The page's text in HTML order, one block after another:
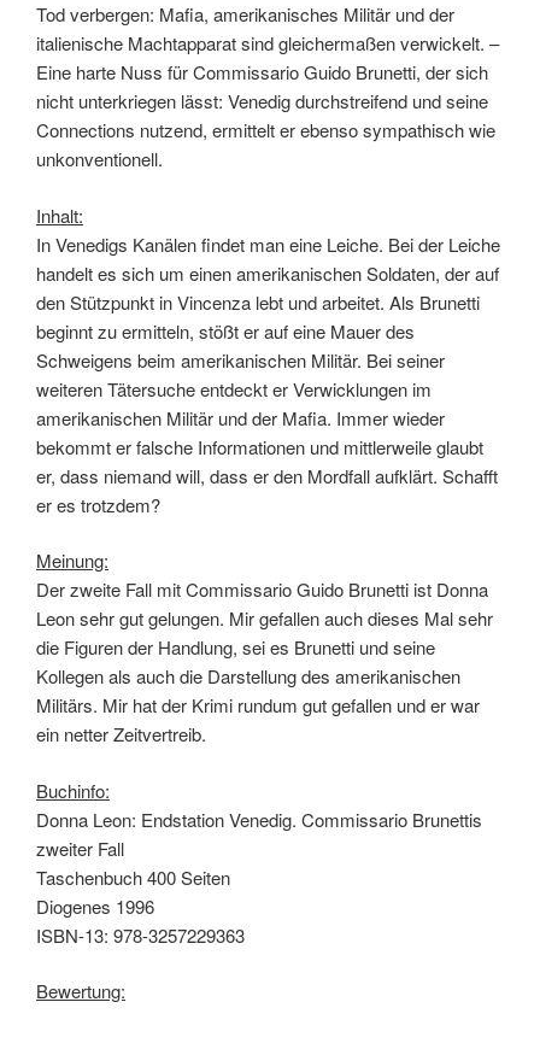
Tod verbergen: Mafia, amerikanisches Militär und der
italienische Machtapparat sind gleichermaßen verwickelt. –
Eine harte Nuss für Commissario Guido Brunetti, der sich
nicht unterkriegen lässt: Venedig durchstreifend und seine
Connections nutzend, ermittelt er ebenso sympathisch wie
unkonventionell.
Inhalt:
In Venedigs Kanälen findet man eine Leiche. Bei der Leiche
handelt es sich um einen amerikanischen Soldaten, der auf
den Stützpunkt in Vincenza lebt und arbeitet. Als Brunetti
beginnt zu ermitteln, stößt er auf eine Mauer des
Schweigens beim amerikanischen Militär. Bei seiner
weiteren Tätersuche entdeckt er Verwicklungen im
amerikanischen Militär und der Mafia. Immer wieder
bekommt er falsche Informationen und mittlerweile glaubt
er, dass niemand will, dass er den Mordfall aufklärt. Schafft
er es trotzdem?
Meinung:
Der zweite Fall mit Commissario Guido Brunetti ist Donna
Leon sehr gut gelungen. Mir gefallen auch dieses Mal sehr
die Figuren der Handlung, sei es Brunetti und seine
Kollegen als auch die Darstellung des amerikanischen
Militärs. Mir hat der Krimi rundum gut gefallen und er war
ein netter Zeitvertreib.
Buchinfo:
Donna Leon: Endstation Venedig. Commissario Brunettis
zweiter Fall
Taschenbuch 400 Seiten
Diogenes 1996
ISBN-13: 978-3257229363
Bewertung: